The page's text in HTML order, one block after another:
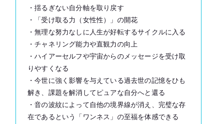
・揺るぎない自分軸を取り戻す
・「受け取る力（女性性）」の開花
・無理な努力なしに人生が好転するサイクルに入る
・チャネリング能力や直観力の向上
・ハイアーセルフや宇宙からのメッセージを受け取
りやすくなる
・今世に強く影響を与えている過去世の記憶をひも
解き、課題を解消してピュアな自分へと還る
・音の波紋によって自他の境界線が消え、完璧な存
在であるという「ワンネス」の至福を体感できる